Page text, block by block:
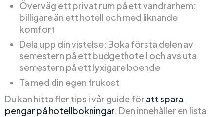
Överväg ett privat rum på ett vandrarhem:
billigare än ett hotell och med liknande
komfort
Dela upp din vistelse: Boka första delen av
semestern på ett budgethotell och avsluta
semestern på ett lyxigare boende
Ta med din egen frukost
Du kan hitta fler tips i vår guide för att spara
pengar på hotellbokningar. Den innehåller en lista